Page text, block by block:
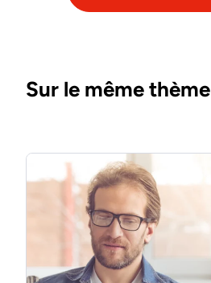
Sur le même thème